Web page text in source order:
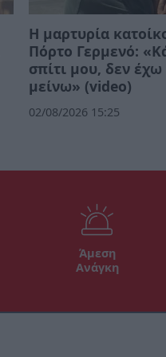
Η μαρτυρία
Πόρτο Γερμενό:
σπίτι μου, δεν
μείνω» (video)
02/08/2026 15:25
Άμεση
Ανάγκη